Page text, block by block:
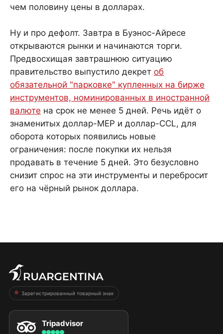
чем половину цены в долларах.
Ну и про дефолт. Завтра в Буэнос-Айресе
открываются рынки и начинаются торги.
Предвосхищая завтрашнюю ситуацию
правительство выпустило декрет об
обязательной "парковке" купленных на бирже
инструментов, номинированных в иностранной
валюте на срок не менее 5 дней. Речь идёт о
знаменитых доллар-MEP и доллар-CCL, для
оборота которых появились новые
ограничения: после покупки их нельзя
продавать в течение 5 дней. Это безусловно
снизит спрос на эти инструменты и перебросит
его на чёрный рынок доллара.
Зарегистрированный товарный знак
Tripadvisor